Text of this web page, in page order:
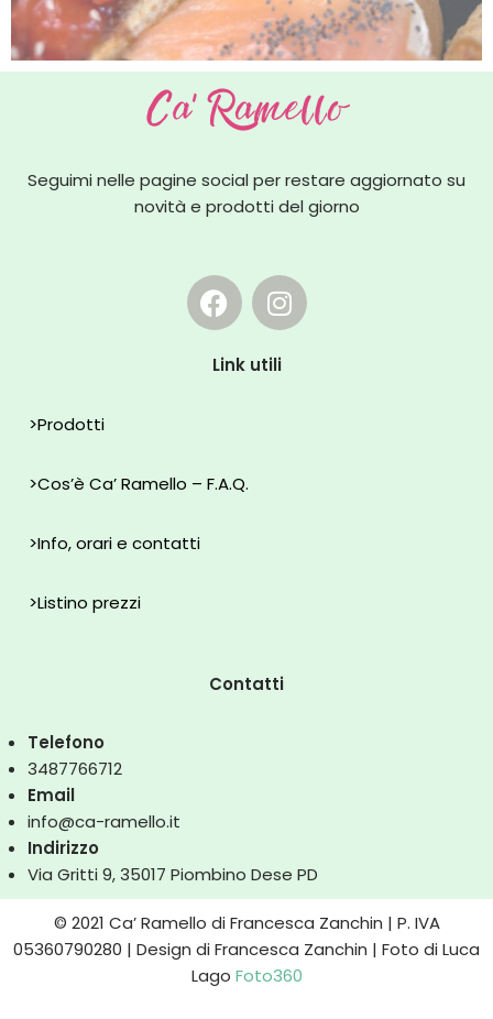
Seguimi nelle pagine social per restare aggiornato su
novità e prodotti del giorno
Link utili
>Prodotti
>Cos’è Ca’ Ramello – F.A.Q.
>Info, orari e contatti
>Listino prezzi
Contatti
Telefono
3487766712
Email
info@ca-ramello.it
Indirizzo
Via Gritti 9, 35017 Piombino Dese PD
© 2021 Ca’ Ramello di Francesca Zanchin | P. IVA
05360790280 | Design di Francesca Zanchin | Foto di Luca
Lago Foto360